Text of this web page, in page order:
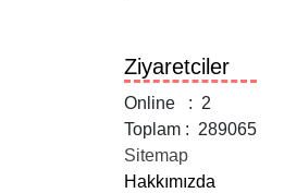
Ziyaretciler
Online : 2
Toplam : 289065
Sitemap
Hakkımızda